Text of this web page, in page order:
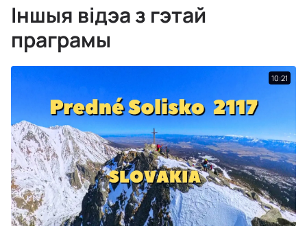
Іншыя відэа з гэтай
праграмы
10:21